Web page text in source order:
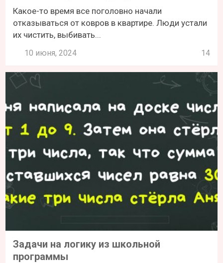
Какое-то время все поголовно начали
отказываться от ковров в квартире. Люди устали
их чистить, выбивать...
10 июня, 2024 14
Задачи на логику из школьной
программы